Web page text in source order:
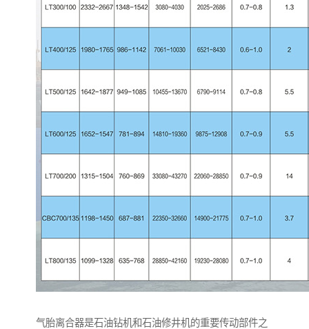
气胎离合器是石油钻机和石油修井机的重要传动部件之